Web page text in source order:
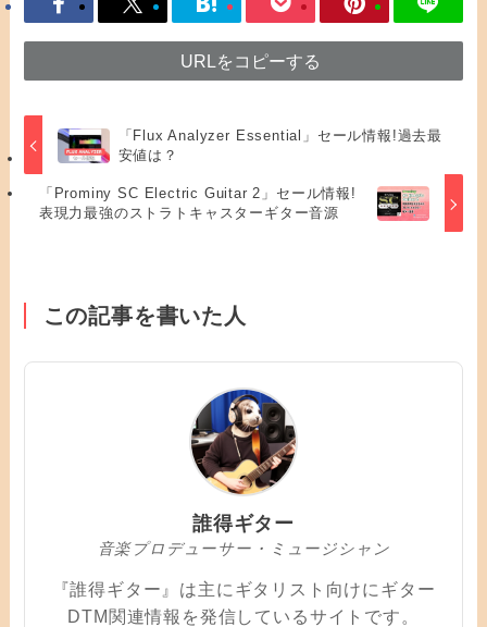
URLをコピーする
「Flux Analyzer Essential」セール情報!過去最
安値は？
「Prominy SC Electric Guitar 2」セール情報!
表現力最強のストラトキャスターギター音源
この記事を書いた人
誰得ギター
音楽プロデューサー・ミュージシャン
『誰得ギター』は主にギタリスト向けにギター
DTM関連情報を発信しているサイトです。